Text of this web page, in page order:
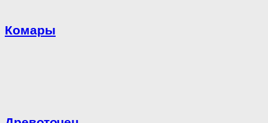
Комары